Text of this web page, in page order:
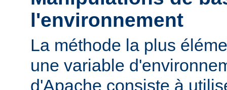
l'environnement
La méthode la plus
une variable
d'Apache consiste à